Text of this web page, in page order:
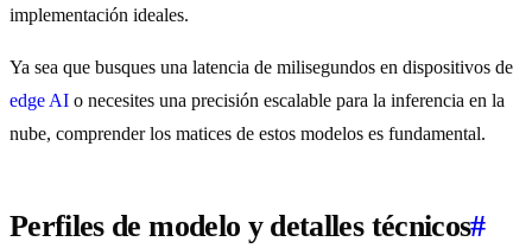
implementación ideales.
Ya sea que busques una latencia de milisegundos en dispositivos de
edge AI o necesites una precisión escalable para la inferencia en la
nube, comprender los matices de estos modelos es fundamental.
Perfiles de modelo y detalles técnicos#